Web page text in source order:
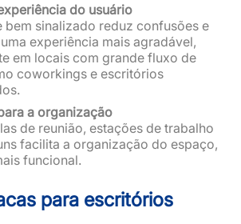
do usuário
bem sinalizado reduz confusões e
experiência mais agradável,
em locais com grande fluxo de
coworkings e escritórios
a organização
de reunião, estações de trabalho
facilita a organização do espaço,
funcional.
para escritórios